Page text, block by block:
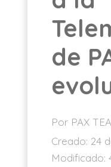
de
Por PAX
Creado: 24
Modificado: